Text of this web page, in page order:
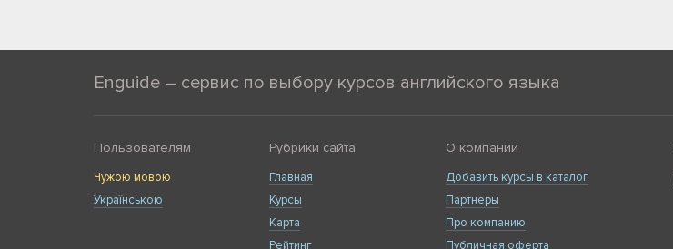
Enguide – сервис по выбору курсов английского языка
Пользователям
Чужою мовою
Українською
Рубрики сайта
Главная
Курсы
Карта
Рейтинг
О компании
Добавить курсы в каталог
Партнеры
Про компанию
Публичная оферта